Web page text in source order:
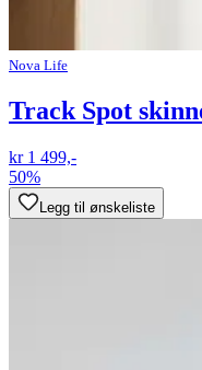
Nova Life
Track Spot
kr 1 499,-
50%
Legg til ønskeliste